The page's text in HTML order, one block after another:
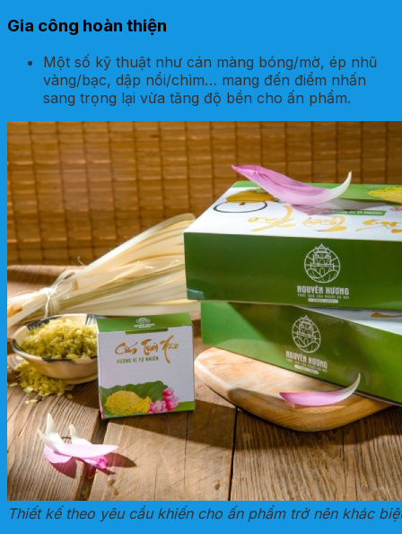
Gia công hoàn thiện
Một số kỹ thuật như cán màng bóng/mờ, ép nhũ
vàng/bạc, dập nổi/chìm… mang đến điểm nhấn
sang trọng lại vừa tăng độ bền cho ấn phẩm.
Thiết kế theo yêu cầu khiến cho ấn phẩm trở nên khác